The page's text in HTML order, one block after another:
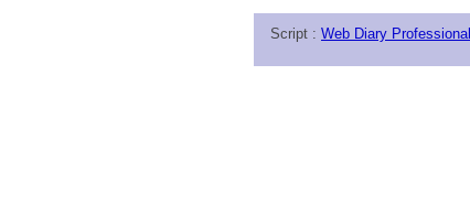
Script : Web Diary Professional